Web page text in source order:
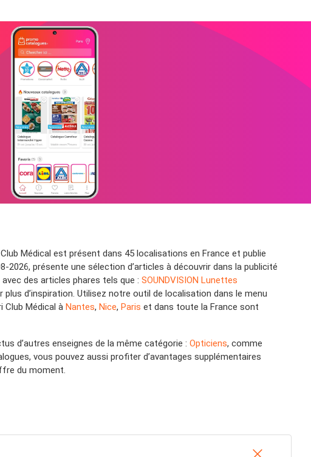
Médical est présent dans 45 localisations en France et publie
présente une sélection d’articles à découvrir dans la publicité
des articles phares tels que : SOUNDVISION Lunettes
d’inspiration. Utilisez notre outil de localisation dans le menu
Club Médical à Nantes, Nice, Paris et dans toute la France sont
d’autres enseignes de la même catégorie : Opticiens, comme
vous pouvez aussi profiter d’avantages supplémentaires
du moment.